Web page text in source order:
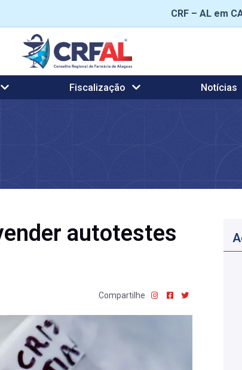
CRF – AL em
Fiscalização Notícias
autotestes
Compartilhe